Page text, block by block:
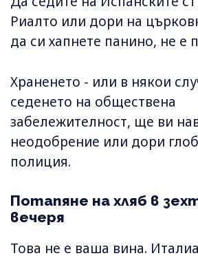
Риалто или дори на
да си хапнете панино, не е
Храненето - или в някои
седенето на обществена
забележителност, ще ви
неодобрение или дори
полиция.
Потапяне на хляб в
вечеря
Това не е ваша вина.